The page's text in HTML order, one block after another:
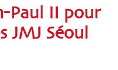
Paul II pour
JMJ Séoul